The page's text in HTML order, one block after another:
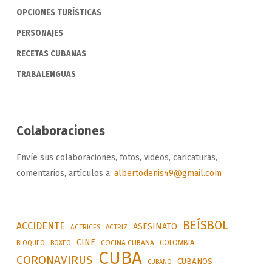
OPCIONES TURÍSTICAS
PERSONAJES
RECETAS CUBANAS
TRABALENGUAS
Colaboraciones
Envíe sus colaboraciones, fotos, videos, caricaturas,
comentarios, artículos a: albertodenis49@gmail.com
ACCIDENTE ACTRICES ACTRIZ ASESINATO BEÍSBOL
BLOQUEO BOXEO CINE COCINA CUBANA COLOMBIA
CORONAVIRUS CUBA CUBANO CUBANOS